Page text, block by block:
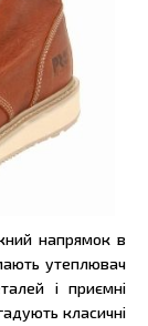
напрямок в
утеплювач
і приємні
класичні